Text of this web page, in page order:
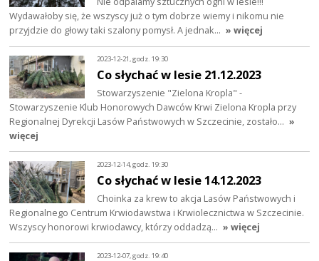
Wydawałoby się, że wszyscy już o tym dobrze wiemy i nikomu nie
przyjdzie do głowy taki szalony pomysł. A jednak… » więcej
2023-12-21, godz. 19:30
Co słychać w lesie 21.12.2023
Stowarzyszenie "Zielona Kropla" -
Stowarzyszenie Klub Honorowych Dawców Krwi Zielona Kropla przy
Regionalnej Dyrekcji Lasów Państwowych w Szczecinie, zostało… »
więcej
2023-12-14, godz. 19:30
Co słychać w lesie 14.12.2023
Choinka za krew to akcja Lasów Państwowych i
Regionalnego Centrum Krwiodawstwa i Krwiolecznictwa w Szczecinie.
Wszyscy honorowi krwiodawcy, którzy oddadzą… » więcej
2023-12-07, godz. 19:40